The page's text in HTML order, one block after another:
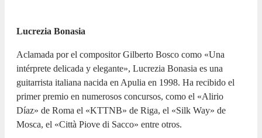
Lucrezia Bonasia
Aclamada por el compositor Gilberto Bosco como «Una
intérprete delicada y elegante», Lucrezia Bonasia es una
guitarrista italiana nacida en Apulia en 1998. Ha recibido el
primer premio en numerosos concursos, como el «Alirio
Díaz» de Roma el «KTTNB» de Riga, el «Silk Way» de
Mosca, el «Città Piove di Sacco» entre otros.